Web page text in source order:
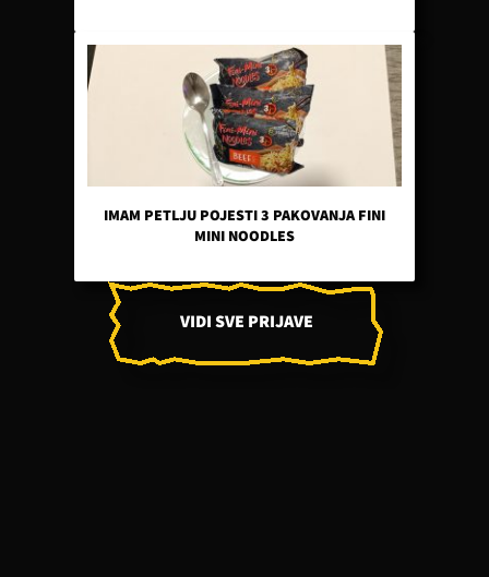
IMAM PETLJU POJESTI 3 PAKOVANJA FINI
MINI NOODLES
VIDI SVE PRIJAVE